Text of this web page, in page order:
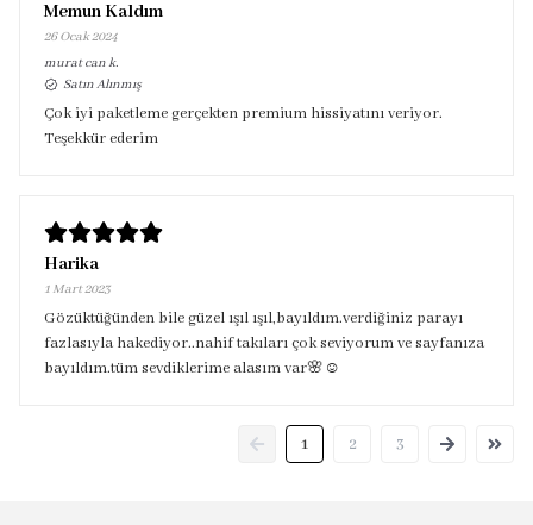
Memun Kaldım
26 Ocak 2024
murat cank.
Satın Alınmış
Çok iyi paketleme gerçekten premium hissiyatını veriyor.
Teşekkür ederim
Harika
1 Mart 2023
Gözüktüğünden bile güzel ışıl ışıl,bayıldım.verdiğiniz parayı
fazlasıyla hakediyor..nahif takıları çok seviyorum ve sayfanıza
bayıldım.tüm sevdiklerime alasım var🌸☺️
1 2 3